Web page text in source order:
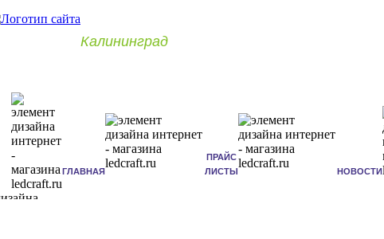
Калининград
ГЛАВНАЯ
ПРАЙС
ЛИСТЫ
НОВОСТИ